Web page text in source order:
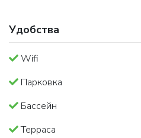
Удобства
Wifi
Парковка
Бассейн
Терраса